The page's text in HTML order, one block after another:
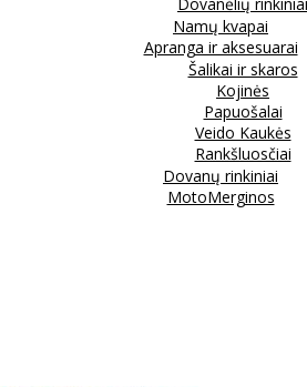
Namų kvapai
Apranga ir aksesuarai
Šalikai ir skaros
Kojinės
Papuošalai
Veido Kaukės
Rankšluosčiai
Dovanų rinkiniai
MotoMerginos